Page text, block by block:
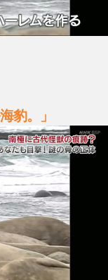
豹。」